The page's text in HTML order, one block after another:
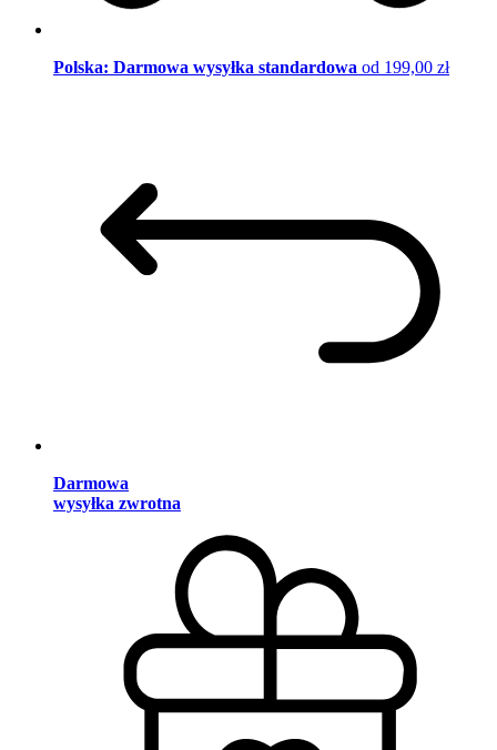
Polska: Darmowa wysyłka standardowa od 199,00 zł
Darmowa
wysyłka zwrotna